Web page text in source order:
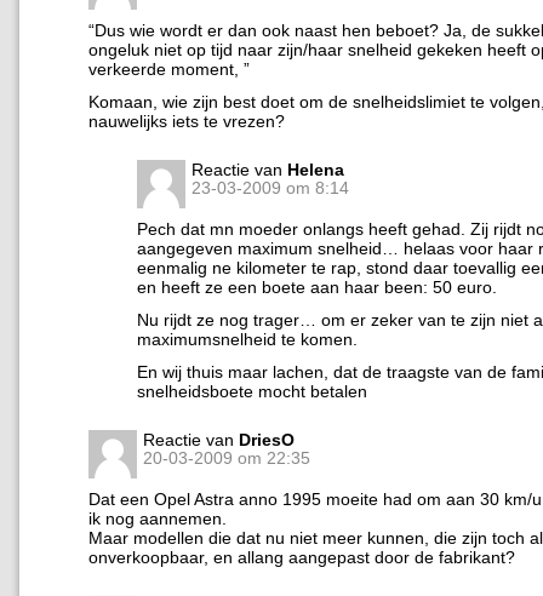
“Dus wie wordt er dan ook naast hen beboet? Ja, de
ongeluk niet op tijd naar zijn/haar snelheid gekeken heeft
verkeerde moment, ”
Komaan, wie zijn best doet om de snelheidslimiet te
nauwelijks iets te vrezen?
Reactie van Helena
23-03-2009 om 8:14
Pech dat mn moeder onlangs heeft gehad. Zij rijdt
aangegeven maximum snelheid… helaas voor haar
eenmalig ne kilometer te rap, stond daar toevallig
en heeft ze een boete aan haar been: 50 euro.
Nu rijdt ze nog trager… om er zeker van te zijn niet
maximumsnelheid te komen.
En wij thuis maar lachen, dat de traagste van de
snelheidsboete mocht betalen
Reactie van DriesO
20-03-2009 om 22:35
Dat een Opel Astra anno 1995 moeite had om aan 30 km/
ik nog aannemen.
Maar modellen die dat nu niet meer kunnen, die zijn toch
onverkoopbaar, en allang aangepast door de fabrikant?